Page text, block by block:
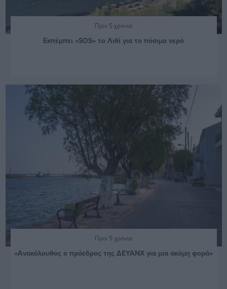
Πριν 5 χρόνια
Εκπέμπει «SOS» το Λιθί για το πόσιμο νερό
Πριν 5 χρόνια
«Ανακόλουθος ο πρόεδρος της ΔΕΥΑΝΧ για μια ακόμη φορά»